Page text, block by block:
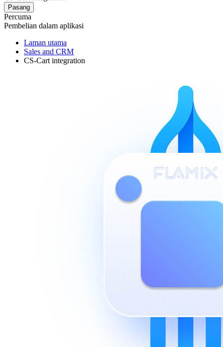
Pasang
Percuma
Pembelian dalam aplikasi
Laman utama
Sales and CRM
CS-Cart integration